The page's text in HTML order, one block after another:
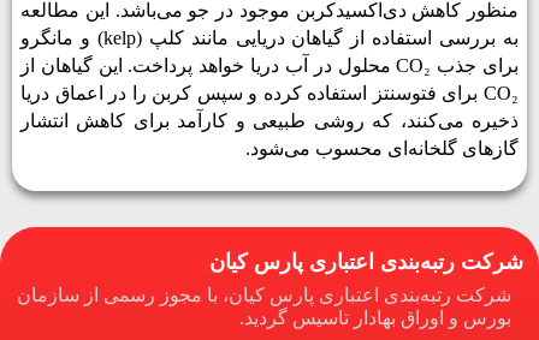
‌منظور کاهش دی‌اکسیدکربن موجود در جو می‌باشد. این مطالعه
به بررسی استفاده از گیاهان دریایی مانند کلپ (kelp
) و مانگرو
برای جذب
محلول در آب دریا خواهد پرداخت. این گیاهان از
CO₂ برای فتوسنتز استفاده کرده و سپس کربن را در اعماق دریا
ذخیره می‌کنند، که روشی طبیعی و کارآمد برای کاهش انتشار
گازهای گلخانه‌ای محسوب می‌شود.
شرکت رتبه‌بندی اعتباری پارس کیان
شرکت رتبه‌بندی اعتباری پارس کیان، با مجوز رسمی از سازمان
بورس و اوراق بهادار تاسیس گردید.